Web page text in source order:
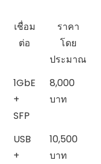
เชื่อม
ต่อ
ราคา
โดย
ประมาณ
1GbE
+
SFP
8,000
บาท
USB
+
10,500
บาท